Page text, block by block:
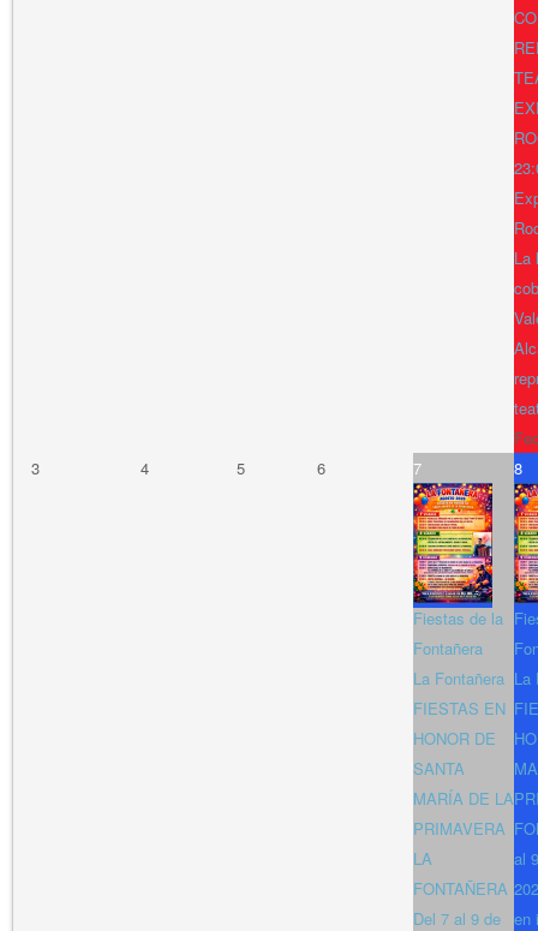
La
3
4 5 6 7
Fiestas de la
Fontañera
La Fontañera
FIESTAS EN
HONOR DE
SANTA
MARÍA DE LA
PRIMAVERA
LA
FONTAÑERA
Del 7 al 9 de
8
La
al
en